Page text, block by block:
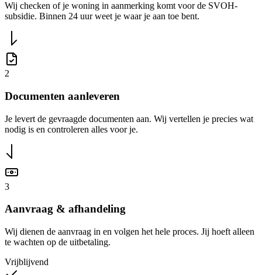
Wij checken of je woning in aanmerking komt voor de SVOH-
subsidie. Binnen 24 uur weet je waar je aan toe bent.
2
Documenten aanleveren
Je levert de gevraagde documenten aan. Wij vertellen je precies wat
nodig is en controleren alles voor je.
3
Aanvraag & afhandeling
Wij dienen de aanvraag in en volgen het hele proces. Jij hoeft alleen
te wachten op de uitbetaling.
Vrijblijvend